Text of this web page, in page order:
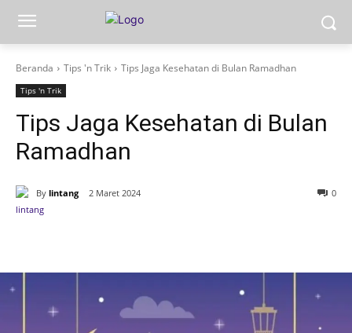
Beranda Tips 'n Trik Tips Jaga Kesehatan di Bulan Ramadhan
Tips 'n Trik
Tips Jaga Kesehatan di Bulan
Ramadhan
By lintang 2 Maret 2024 0